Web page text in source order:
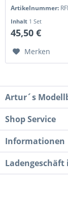
Artikelnummer:
Inhalt 1 Set
45,50 €
Merken
Artur´s
Shop Service
Informationen